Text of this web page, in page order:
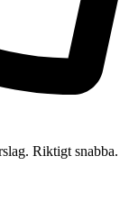
Riktigt snabba.